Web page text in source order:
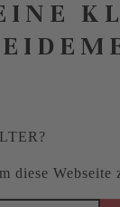
diese Webseite